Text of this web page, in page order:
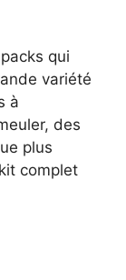
qui
variété
à
des
plus
complet